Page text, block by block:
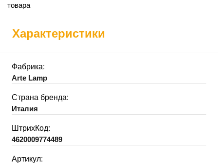
товара
Характеристики
Фабрика:
Arte Lamp
Страна бренда:
Италия
ШтрихКод:
4620009774489
Артикул: